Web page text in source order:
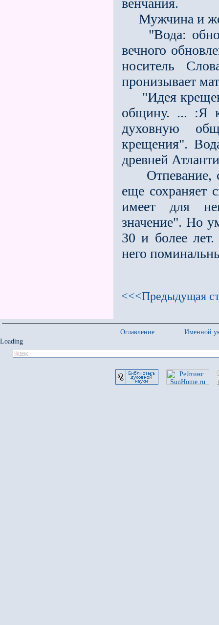
венчания.
Мужчина и
"Вода:
вечного
носитель
пронизывает
"Идея
общину. ... :Я
духовную
крещения".
древней
Отпевание,
еще сохраняет
имеет для
значение". Но
30 и более
него
<<<Предыдущая
Оглавление
Именной
Loading